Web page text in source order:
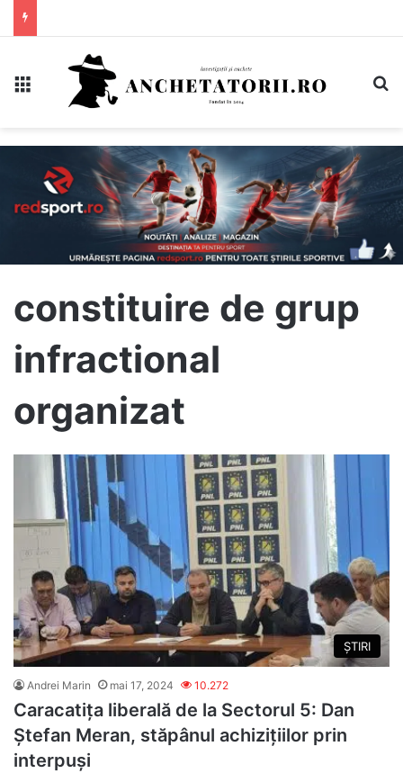
constituire de grup
infractional
organizat
ȘTIRI
Andrei Marin mai 17, 2024 10.272
Caracatița liberală de la Sectorul 5: Dan
Ștefan Meran, stăpânul achizițiilor prin
interpuși